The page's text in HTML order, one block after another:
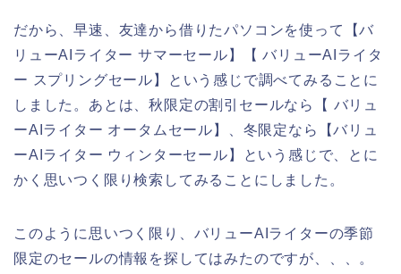
だから、早速、友達から借りたパソコンを使って【バ
リューAIライター サマーセール】【 バリューAIライタ
ー スプリングセール】という感じで調べてみることに
しました。あとは、秋限定の割引セールなら【 バリュ
ーAIライター オータムセール】、冬限定なら【バリュ
ーAIライター ウィンターセール】という感じで、とに
かく思いつく限り検索してみることにしました。
このように思いつく限り、バリューAIライターの季節
限定のセールの情報を探してはみたのですが、、、。